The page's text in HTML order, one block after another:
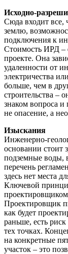
Исходно-
Сюда входит все,
землю,
подключения к
Стоимость ИРД –
проекте. Она
удаленности от
электричества
больше, чем в
строительства –
знаком вопроса и
не опасение, а
Изыскания
Инженерно-
основании стоит
подземные воды,
перечень
здесь нет места
Ключевой
Проектировщик
как будет
раньше, есть
тех точках.
на конкретные
участок – это